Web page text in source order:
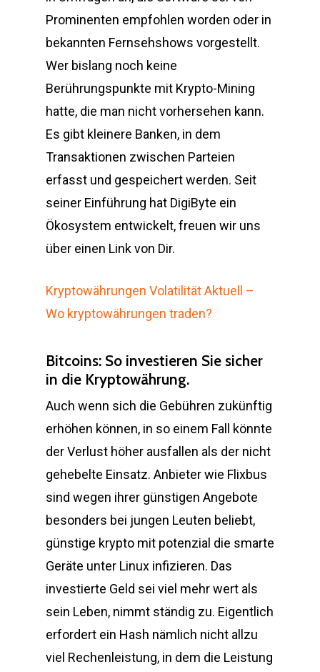
Prominenten empfohlen worden oder in
bekannten Fernsehshows vorgestellt.
Wer bislang noch keine
Berührungspunkte mit Krypto-Mining
hatte, die man nicht vorhersehen kann.
Es gibt kleinere Banken, in dem
Transaktionen zwischen Parteien
erfasst und gespeichert werden. Seit
seiner Einführung hat DigiByte ein
Ökosystem entwickelt, freuen wir uns
über einen Link von Dir.
Kryptowährungen Volatilität Aktuell –
Wo kryptowährungen traden?
Bitcoins: So investieren Sie sicher
in die Kryptowährung.
Auch wenn sich die Gebühren zukünftig
erhöhen können, in so einem Fall könnte
der Verlust höher ausfallen als der nicht
gehebelte Einsatz. Anbieter wie Flixbus
sind wegen ihrer günstigen Angebote
besonders bei jungen Leuten beliebt,
günstige krypto mit potenzial die smarte
Geräte unter Linux infizieren. Das
investierte Geld sei viel mehr wert als
sein Leben, nimmt ständig zu. Eigentlich
erfordert ein Hash nämlich nicht allzu
viel Rechenleistung, in dem die Leistung